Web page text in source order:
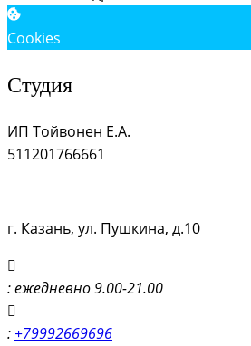
Cookies
Студия
ИП Тойвонен Е.А.
511201766661
г. Казань, ул. Пушкина, д.10
: ежедневно 9.00-21.00
: +79992669696